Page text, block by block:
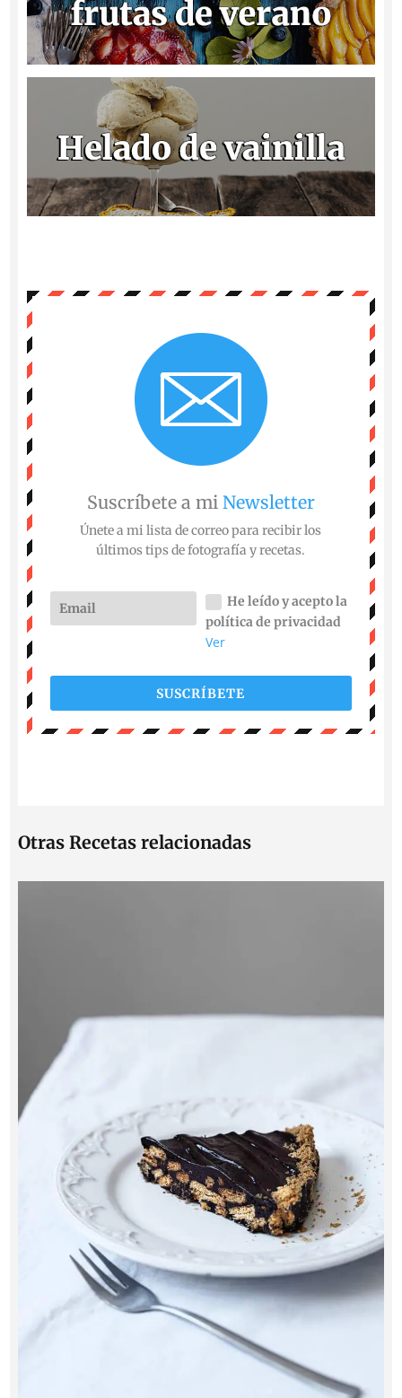
Suscríbete a mi Newsletter
Únete a mi lista de correo para recibir los
últimos tips de fotografía y recetas.
He leído y acepto la
política de privacidad
Ver
SUSCRÍBETE
Otras Recetas relacionadas